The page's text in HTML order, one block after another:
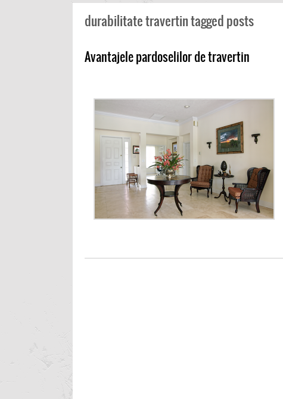
durabilitate travertin tagged posts
Avantajele pardoselilor de travertin